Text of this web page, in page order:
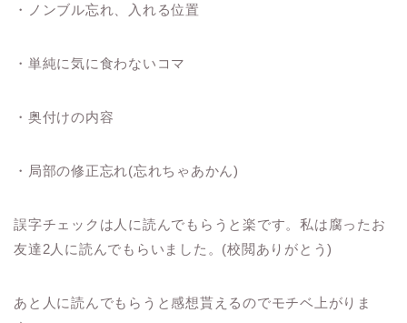
・ノンブル忘れ、入れる位置
・単純に気に食わないコマ
・奥付けの内容
・局部の修正忘れ(忘れちゃあかん)
誤字チェックは人に読んでもらうと楽です。私は腐ったお
友達2人に読んでもらいました。(校閲ありがとう)
あと人に読んでもらうと感想貰えるのでモチベ上がりま